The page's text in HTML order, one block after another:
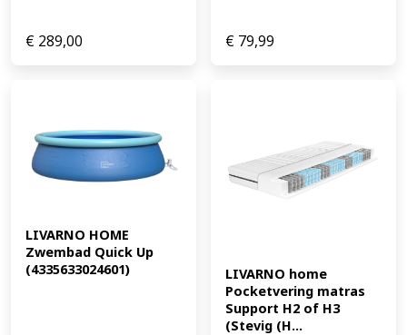
€ 289,00 € 79,99
LIVARNO HOME
Zwembad Quick Up
(4335633024601)
LIVARNO home
Pocketvering matras
Support H2 of H3
(Stevig (H...